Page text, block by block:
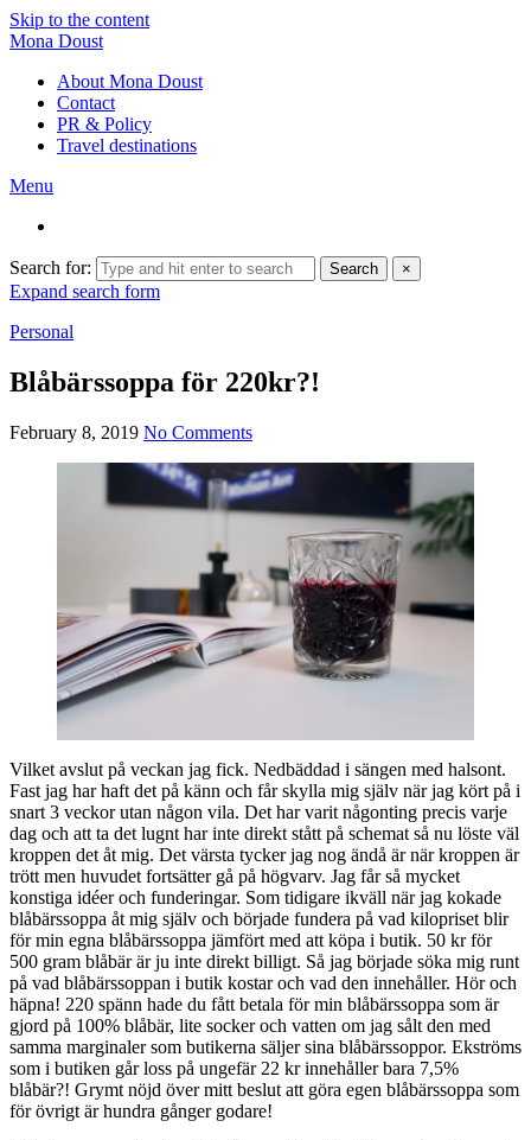
Skip to the content
Mona Doust
About Mona Doust
Contact
PR & Policy
Travel destinations
Menu
Search for: Search ×
Expand search form
Personal
Blåbärssoppa för 220kr?!
February 8, 2019 No Comments
Vilket avslut på veckan jag fick. Nedbäddad i sängen med halsont.
Fast jag har haft det på känn och får skylla mig själv när jag kört på i
snart 3 veckor utan någon vila. Det har varit någonting precis varje
dag och att ta det lugnt har inte direkt stått på schemat så nu löste väl
kroppen det åt mig. Det värsta tycker jag nog ändå är när kroppen är
trött men huvudet fortsätter gå på högvarv. Jag får så mycket
konstiga idéer och funderingar. Som tidigare ikväll när jag kokade
blåbärssoppa åt mig själv och började fundera på vad kilopriset blir
för min egna blåbärssoppa jämfört med att köpa i butik. 50 kr för
500 gram blåbär är ju inte direkt billigt. Så jag började söka mig runt
på vad blåbärssoppan i butik kostar och vad den innehåller. Hör och
häpna! 220 spänn hade du fått betala för min blåbärssoppa som är
gjord på 100% blåbär, lite socker och vatten om jag sålt den med
samma marginaler som butikerna säljer sina blåbärssoppor. Ekströms
som i butiken går loss på ungefär 22 kr innehåller bara 7,5%
blåbär?! Grymt nöjd över mitt beslut att göra egen blåbärssoppa som
för övrigt är hundra gånger godare!